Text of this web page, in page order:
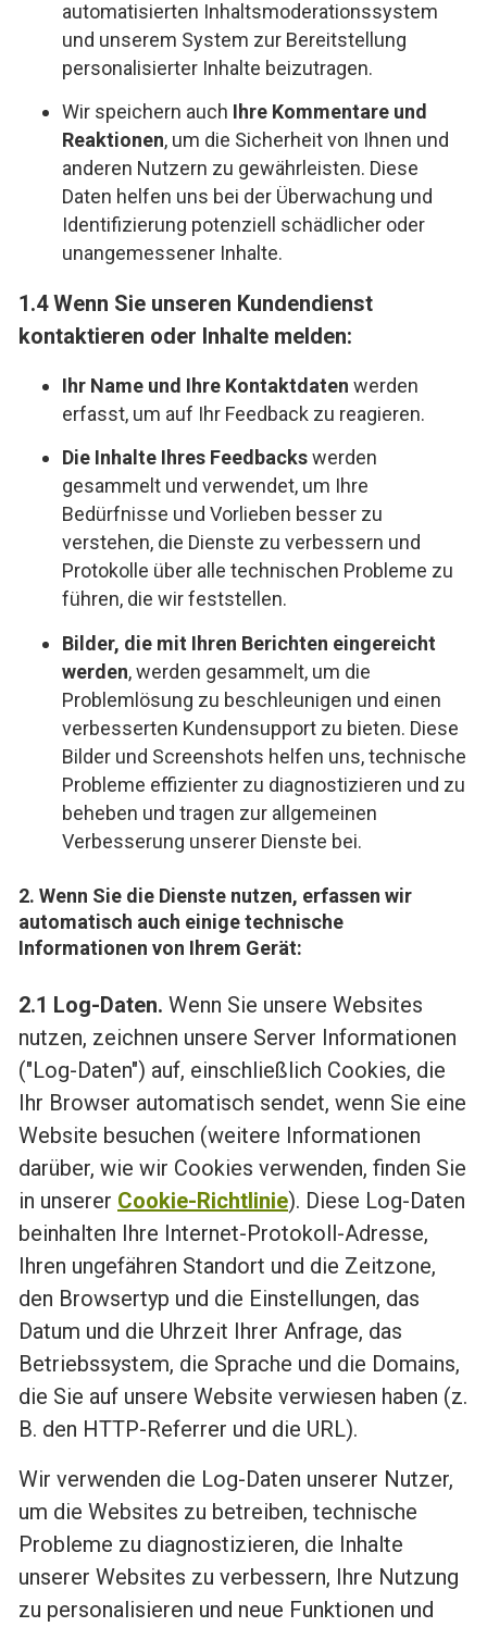
automatisierten Inhaltsmoderationssystem
und unserem System zur Bereitstellung
personalisierter Inhalte beizutragen.
Wir speichern auch Ihre Kommentare und
Reaktionen, um die Sicherheit von Ihnen und
anderen Nutzern zu gewährleisten. Diese
Daten helfen uns bei der Überwachung und
Identifizierung potenziell schädlicher oder
unangemessener Inhalte.
1.4 Wenn Sie unseren Kundendienst
kontaktieren oder Inhalte melden:
Ihr Name und Ihre Kontaktdaten werden
erfasst, um auf Ihr Feedback zu reagieren.
Die Inhalte Ihres Feedbackswerden
gesammelt und verwendet, um Ihre
Bedürfnisse und Vorlieben besser zu
verstehen, die Dienste zu verbessern und
Protokolle über alle technischen Probleme zu
führen, die wir feststellen.
Bilder, die mit Ihren Berichten eingereicht
werden, werden gesammelt, um die
Problemlösung zu beschleunigen und einen
verbesserten Kundensupport zu bieten. Diese
Bilder und Screenshots helfen uns, technische
Probleme effizienter zu diagnostizieren und zu
beheben und tragen zur allgemeinen
Verbesserung unserer Dienste bei.
2. Wenn Sie die Dienste nutzen, erfassen wir
automatisch auch einige technische
Informationen von Ihrem Gerät:
2.1 Log-Daten. Wenn Sie unsere Websites
nutzen, zeichnen unsere Server Informationen
("Log-Daten") auf, einschließlich Cookies, die
Ihr Browser automatisch sendet, wenn Sie eine
Website besuchen (weitere Informationen
darüber, wie wir Cookies verwenden, finden Sie
in unserer Cookie-Richtlinie). Diese Log-Daten
beinhalten Ihre Internet-Protokoll-Adresse,
Ihren ungefähren Standort und die Zeitzone,
den Browsertyp und die Einstellungen, das
Datum und die Uhrzeit Ihrer Anfrage, das
Betriebssystem, die Sprache und die Domains,
die Sie auf unsere Website verwiesen haben (z.
B. den HTTP-Referrer und die URL).
Wir verwenden die Log-Daten unserer Nutzer,
um die Websites zu betreiben, technische
Probleme zu diagnostizieren, die Inhalte
unserer Websites zu verbessern, Ihre Nutzung
zu personalisieren und neue Funktionen und